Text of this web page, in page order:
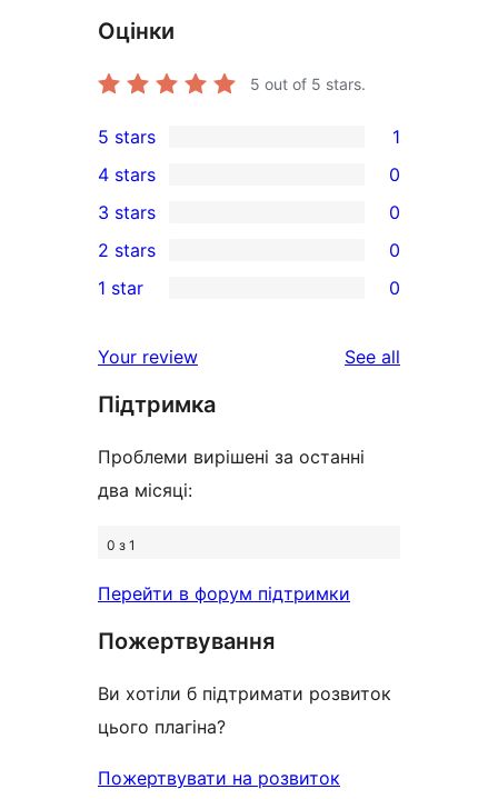
Оцінки
5 out of 5 stars.
1
5-
star
review
5 stars 1
4-
star
reviews
4 stars 0
0
3-
star
3 stars 0
2-
reviews
2 stars 0
star
reviews
1 star 0
Your review See all
Підтримка
Проблеми вирішені за останні
два місяці:
0 з 1
Перейти в форум підтримки
Пожертвування
Ви хотіли б підтримати розвиток
цього плагіна?
Пожертвувати на розвиток